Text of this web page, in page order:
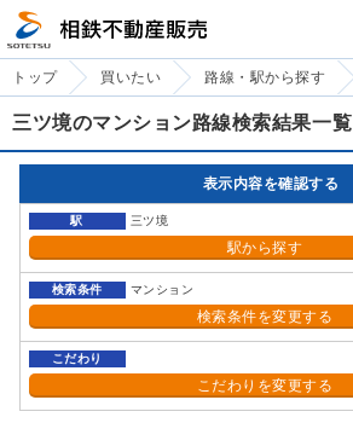
トップ 買いたい 路線・駅から探す
三ツ境のマンション路線検索結果一覧
表示内容を確認する
駅 三ツ境
駅から探す
検索条件 マンション
検索条件を変更する
こだわり
こだわりを変更する